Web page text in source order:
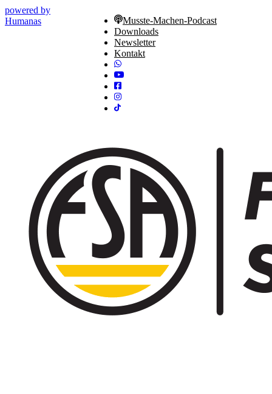
powered by
Humanas
Musste-Machen-Podcast
Downloads
Newsletter
Kontakt